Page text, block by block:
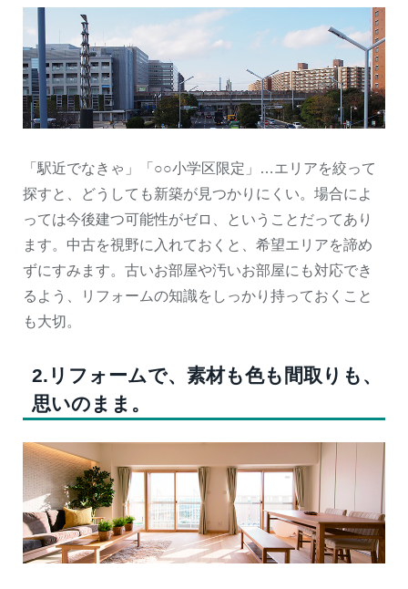
「駅近でなきゃ」「○○小学区限定」…エリアを絞って
探すと、どうしても新築が見つかりにくい。場合によ
っては今後建つ可能性がゼロ、ということだってあり
ます。中古を視野に入れておくと、希望エリアを諦め
ずにすみます。古いお部屋や汚いお部屋にも対応でき
るよう、リフォームの知識をしっかり持っておくこと
も大切。
2.リフォームで、素材も色も間取りも、
思いのまま。